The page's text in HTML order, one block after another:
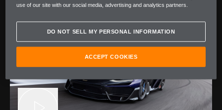
use of our site with our social media, advertising and analytics partners.
DO NOT SELL MY PERSONAL INFORMATION
ACCEPT COOKIES